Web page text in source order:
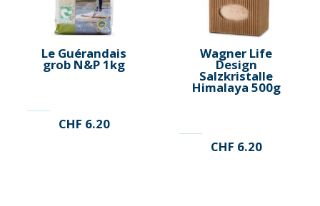
Le Guérandais
grob N&P 1kg
CHF 6.20
Wagner Life
Design
Salzkristalle
Himalaya 500g
CHF 6.20